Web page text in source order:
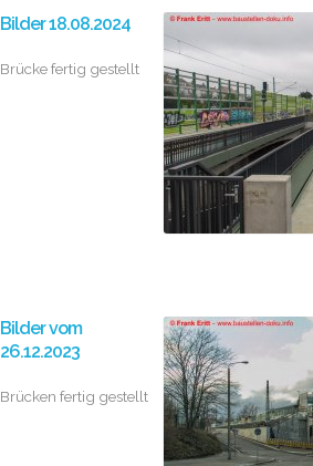
Bilder 18.08.2024
Brücke fertig gestellt
Bilder vom
26.12.2023
Brücken fertig gestellt